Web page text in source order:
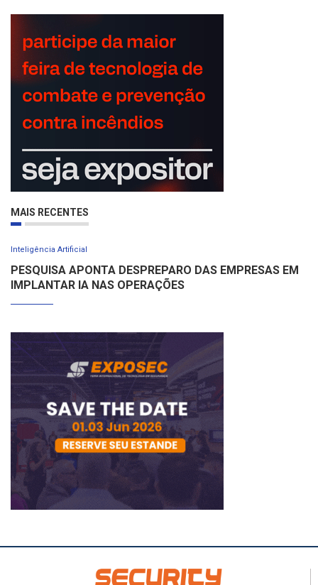
MAIS RECENTES
Inteligência Artificial
PESQUISA APONTA DESPREPARO DAS EMPRESAS EM
IMPLANTAR IA NAS OPERAÇÕES